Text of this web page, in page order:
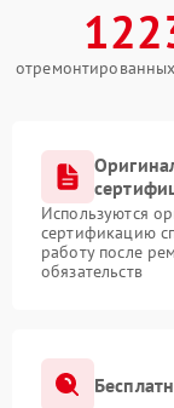
Используются
сертификацию
работу после
обязательств